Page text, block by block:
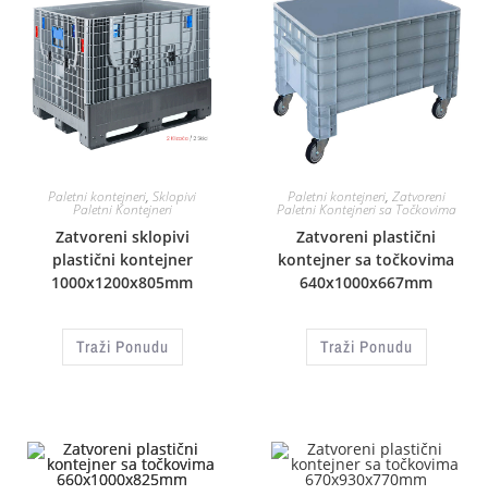
Paletni kontejneri, Sklopivi
Paletni Kontejneri
Zatvoreni sklopivi
plastični kontejner
1000x1200x805mm
Traži Ponudu
Paletni kontejneri, Zatvoreni
Paletni Kontejneri sa Točkovima
Zatvoreni plastični
kontejner sa točkovima
640x1000x667mm
Traži Ponudu